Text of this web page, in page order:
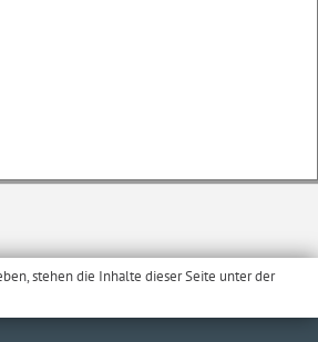
stehen die Inhalte dieser Seite unter der